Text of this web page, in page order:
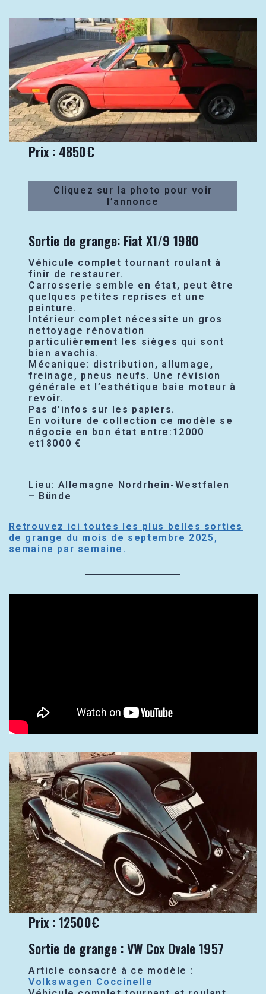
Prix : 4850€
Cliquez sur la photo pour voir
l’annonce
Sortie de grange: Fiat X1/9 1980
Véhicule complet tournant roulant à
finir de restaurer.
Carrosserie semble en état, peut être
quelques petites reprises et une
peinture.
Intérieur complet nécessite un gros
nettoyage rénovation
particulièrement les sièges qui sont
bien avachis.
Mécanique: distribution, allumage,
freinage, pneus neufs. Une révision
générale et l’esthétique baie moteur à
revoir.
Pas d’infos sur les papiers.
En voiture de collection ce modèle se
négocie en bon état entre:12000
et18000 €
Lieu: Allemagne Nordrhein-Westfalen
– Bünde
Retrouvez ici toutes les plus belles sorties
de grange du mois de septembre 2025,
semaine par semaine.
Prix : 12500€
Sortie de grange : VW Cox Ovale 1957
Article consacré à ce modèle :
Volkswagen Coccinelle